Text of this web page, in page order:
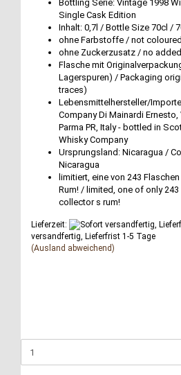
Bottling Serie: Vintage 1998
Single Cask Edition
Inhalt: 0,7l / Bottle Size 70cl /
ohne Farbstoffe / not coloured
ohne Zuckerzusatz / no
Flasche mit
Lagerspuren) / Packaging
traces)
Lebensmittelhersteller/
Company Di Mainardi Ernesto,
Parma PR, Italy - bottled in
Whisky Company
Ursprungsland: Nicaragua /
Nicaragua
limitiert, eine von 243
Rum! / limited, one of only
collector s rum!
Lieferzeit:
versandfertig, Lieferfrist 1-5 Tage
(Ausland abweichend)